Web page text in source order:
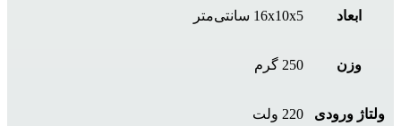
ابعاد 16x10x5 سانتی‌متر
وزن 250 گرم
ولتاژ ورودی 220 ولت